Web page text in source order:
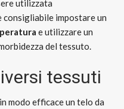
utilizzata
consigliabile impostare un
e utilizzare un
del tessuto.
tessuti
modo efficace un telo da